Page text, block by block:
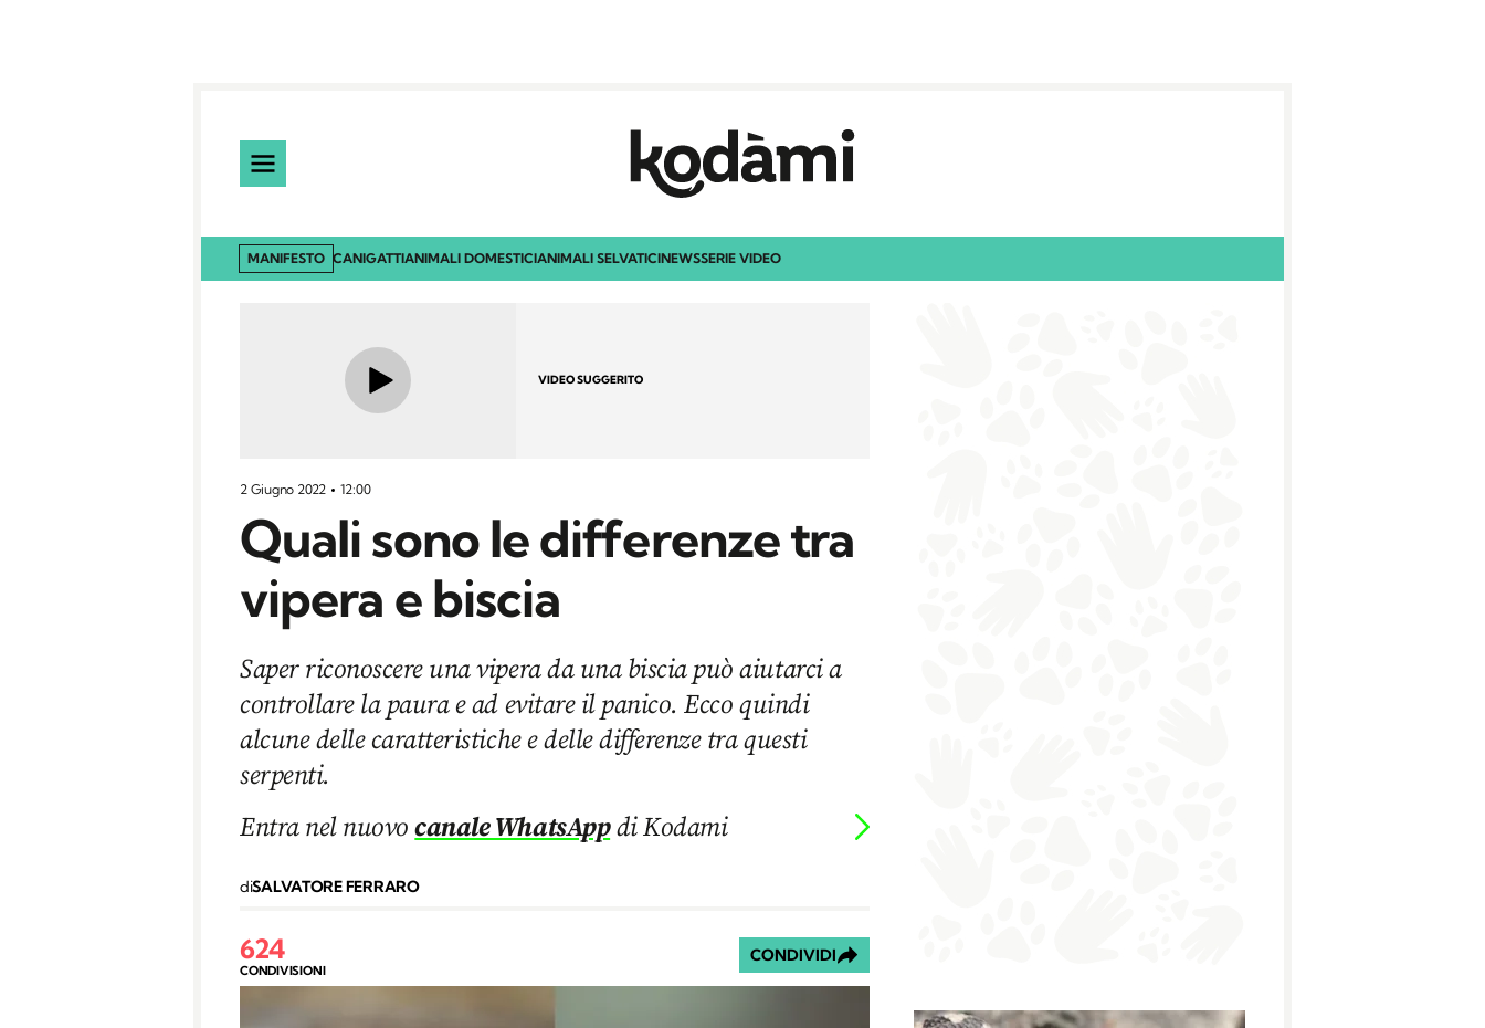
MANIFESTO CANIGATTIANIMALI DOMESTICIANIMALI SELVATICINEWSSERIE VIDEO
VIDEO SUGGERITO
2 Giugno 2022 12:00
Quali sono le differenze tra
vipera e biscia
Saper riconoscere una vipera da una biscia può aiutarci a
controllare la paura e ad evitare il panico. Ecco quindi
alcune delle caratteristiche e delle differenze tra questi
serpenti.
Entra nel nuovocanale WhatsAppdi Kodami
diSALVATORE FERRARO
624
CONDIVISIONI
CONDIVIDI